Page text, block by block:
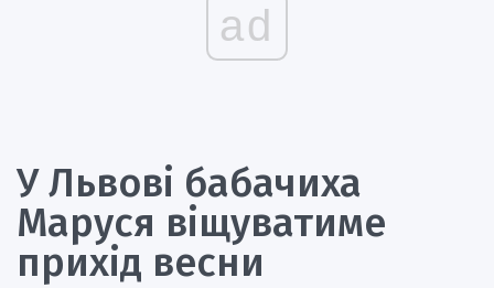
ad
У Львові бабачиха
Маруся віщуватиме
прихід весни